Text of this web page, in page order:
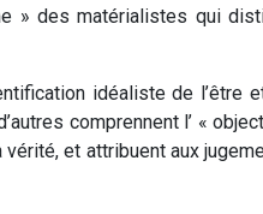
» des matérialistes qui
idéaliste de
comprennent l’ «
et attribuent aux